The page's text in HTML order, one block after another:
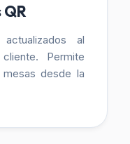
al
Permite
desde la